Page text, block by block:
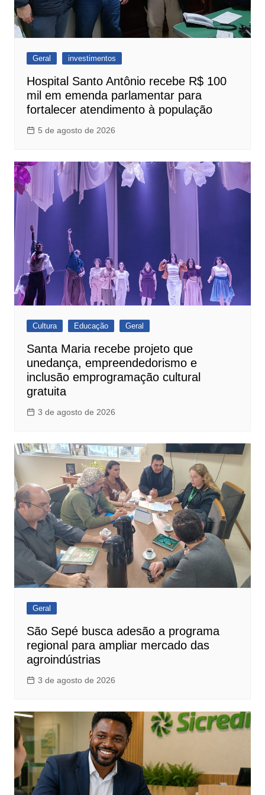
Geral investimentos
Hospital Santo Antônio recebe R$ 100
mil em emenda parlamentar para
fortalecer atendimento à população
5 de agosto de 2026
Cultura Educação Geral
Santa Maria recebe projeto que
unedança, empreendedorismo e
inclusão emprogramação cultural
gratuita
3 de agosto de 2026
Geral
São Sepé busca adesão a programa
regional para ampliar mercado das
agroindústrias
3 de agosto de 2026